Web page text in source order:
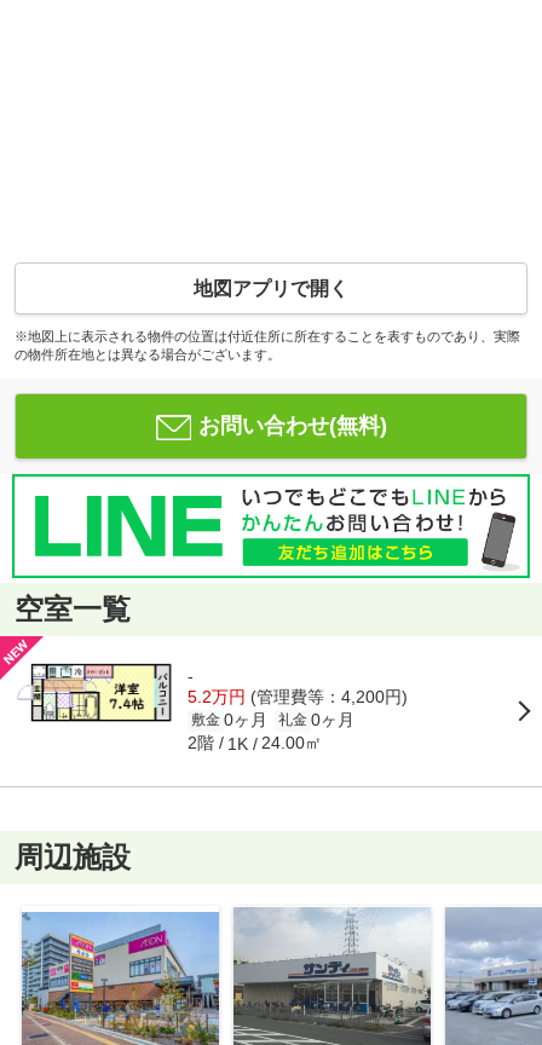
地図アプリで開く
※地図上に表示される物件の位置は付近住所に所在することを表すものであり、実際
の物件所在地とは異なる場合がございます。
お問い合わせ(無料)
空室一覧
-
5.2万円 (管理費等：4,200円)
敷金 0ヶ月 礼金 0ヶ月
2階 1K 24.00㎡
周辺施設